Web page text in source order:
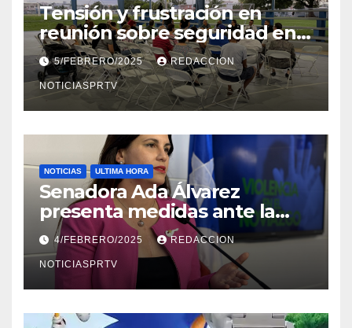
Tensión y frustración en
reunión sobre seguridad en
Reparto Metropolitano
5/FEBRERO/2025 REDACCION
NOTICIASPRTV
NOTICIAS ULTIMA HORA
Senadora Ada Álvarez
presenta medidas ante la
violencia en el noviazgo
4/FEBRERO/2025 REDACCION
NOTICIASPRTV